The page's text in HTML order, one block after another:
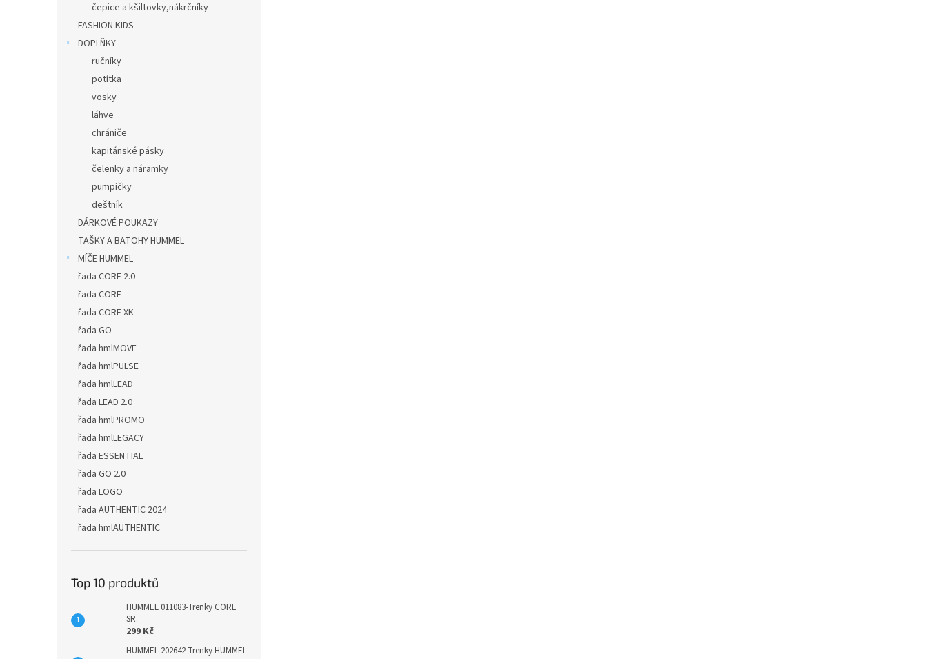
čepice a kšiltovky,nákrčníky
FASHION KIDS
DOPLŇKY
ručníky
potítka
vosky
láhve
chrániče
kapitánské pásky
čelenky a náramky
pumpičky
deštník
DÁRKOVÉ POUKAZY
TAŠKY A BATOHY HUMMEL
MÍČE HUMMEL
řada CORE 2.0
řada CORE
řada CORE XK
řada GO
řada hmlMOVE
řada hmlPULSE
řada hmlLEAD
řada LEAD 2.0
řada hmlPROMO
řada hmlLEGACY
řada ESSENTIAL
řada GO 2.0
řada LOGO
řada AUTHENTIC 2024
řada hmlAUTHENTIC
Top 10 produktů
HUMMEL 011083-Trenky CORE
SR.
299 Kč
HUMMEL 202642-Trenky HUMMEL